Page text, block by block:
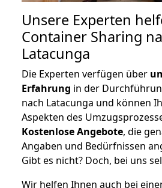
Unsere Experten
Container Sharing
Latacunga
Die Experten verfügen über
Erfahrung in der
nach Latacunga und können
Aspekten des
Kostenlose Angebote, die
Angaben und Bedürfnissen
Gibt es nicht? Doch, bei uns
Wir helfen Ihnen auch bei